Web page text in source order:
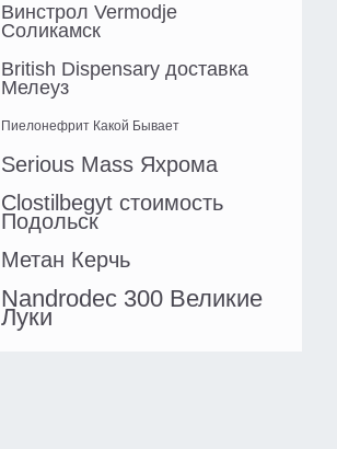
Винстрол Vermodje
Соликамск
British Dispensary доставка
Мелеуз
Пиелонефрит Какой Бывает
Serious Mass Яхрома
Clostilbegyt стоимость
Подольск
Метан Керчь
Nandrodec 300 Великие
Луки